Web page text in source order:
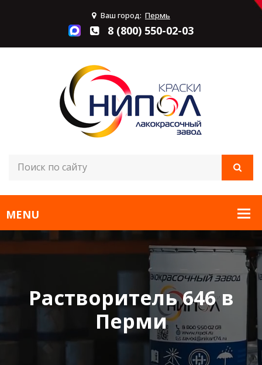
Ваш город: Пермь
8 (800) 550-02-03
Растворитель 646 в
Перми